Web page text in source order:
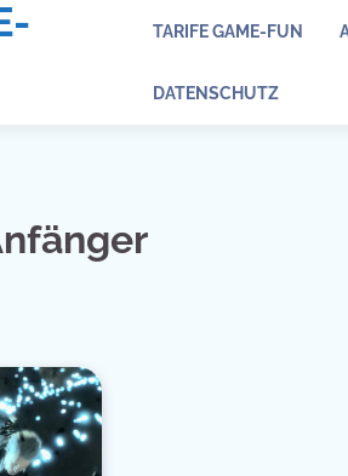
TARIFE GAME-FUN
DATENSCHUTZ